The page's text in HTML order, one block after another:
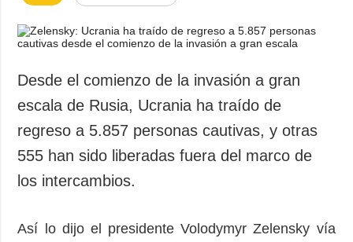
Economía
Sociedad y
Cultura
Deportes
Crimen
Desastres y
Política de
protección de
ADICIONAL SERVICIOS
Desde el comienzo de la invasión a gran
escala de Rusia, Ucrania ha traído de
regreso a 5.857 personas cautivas, y otras
555 han sido liberadas fuera del marco de
los intercambios.
Así lo dijo el presidente Volodymyr Zelensky vía